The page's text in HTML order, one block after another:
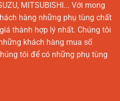
MITSUBISHI... Với mong
hàng những phụ tùng chất
thành hợp lý nhất. Chúng tôi
khách hàng mua số
tôi để có những phụ tùng